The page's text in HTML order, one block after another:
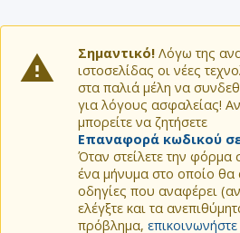
Σημαντικό! Λόγω της
ιστοσελίδας οι νέες
στα παλιά μέλη να
για λόγους ασφαλείας!
μπορείτε να ζητήσετε
Επαναφορά κωδικού
Όταν στείλετε την φόρμα
ένα μήνυμα στο οποίο θα
οδηγίες που αναφέρει
ελέγξτε και τα
πρόβλημα, επικοινωνήστε